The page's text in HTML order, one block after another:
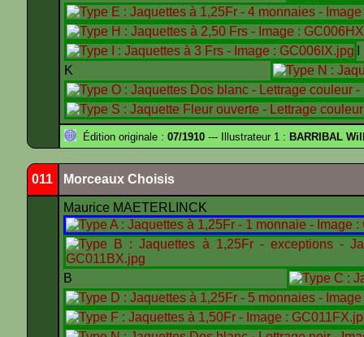
K
Édition originale : 07/1910 --- Illustrateur 1 : BARRIBAL
011 Morceaux Choisis
Maurice MAETERLINCK
B